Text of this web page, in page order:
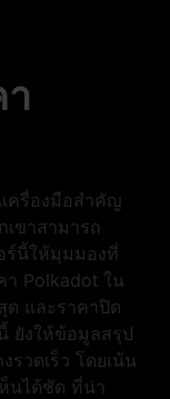
ครื่องมือสำคัญ
ขาสามารถ
ร์นี้ให้มุมมองที่
า Polkadot ใน
ด และราคาปิด
ยังให้ข้อมูลสรุป
รวดเร็ว โดยเน้น
นได้ชัด ที่น่า